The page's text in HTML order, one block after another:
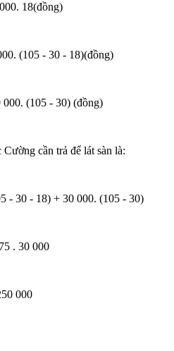
18(đồng)
(105 - 30 - 18)(đồng)
(105 - 30) (đồng)
cần trả để lát sàn là:
- 30 - 18) + 30 000. (105 - 30)
. 30 000
000